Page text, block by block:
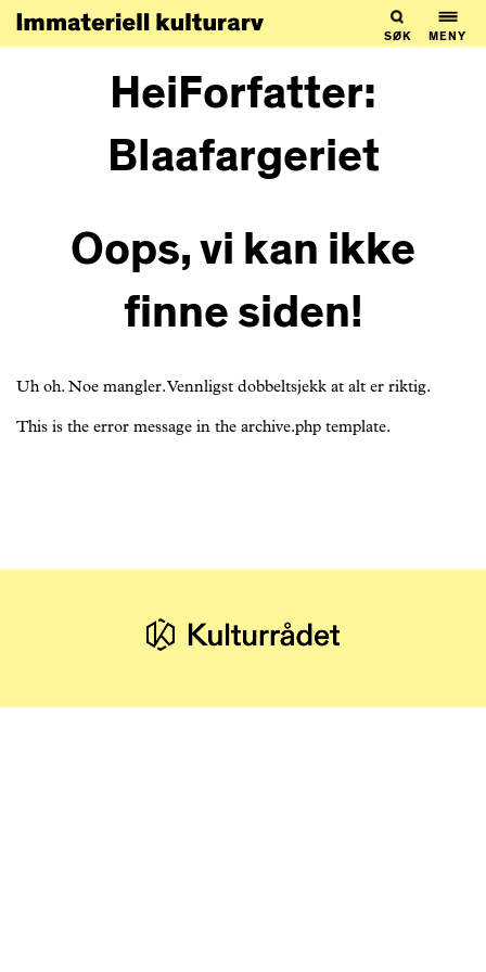
MENY
SØK
HeiForfatter:
Blaafargeriet
Oops, vi kan ikke
finne siden!
Uh oh. Noe mangler. Vennligst dobbeltsjekk at alt er riktig.
This is the error message in the archive.php template.